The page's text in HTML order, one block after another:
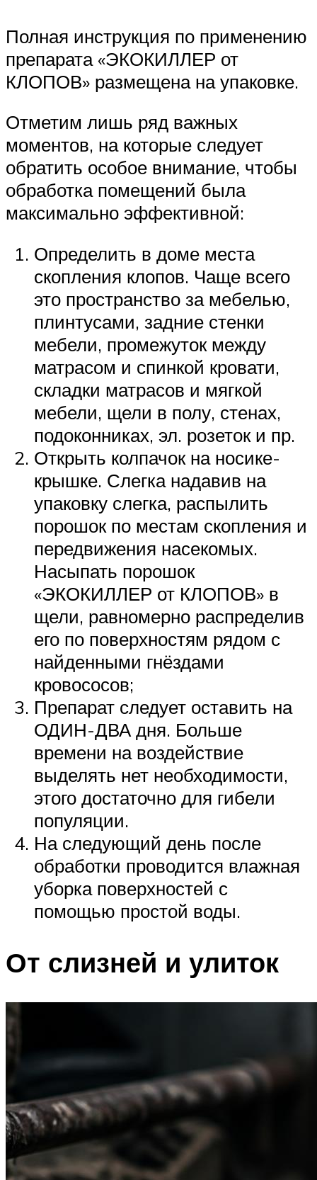
Полная инструкция по применению
препарата «ЭКОКИЛЛЕР от
КЛОПОВ» размещена на упаковке.
Отметим лишь ряд важных
моментов, на которые следует
обратить особое внимание, чтобы
обработка помещений была
максимально эффективной:
Определить в доме места
скопления клопов. Чаще всего
это пространство за мебелью,
плинтусами, задние стенки
мебели, промежуток между
матрасом и спинкой кровати,
складки матрасов и мягкой
мебели, щели в полу, стенах,
подоконниках, эл. розеток и пр.
Открыть колпачок на носике-
крышке. Слегка надавив на
упаковку слегка, распылить
порошок по местам скопления и
передвижения насекомых.
Насыпать порошок
«ЭКОКИЛЛЕР от КЛОПОВ» в
щели, равномерно распределив
его по поверхностям рядом с
найденными гнёздами
кровососов;
Препарат следует оставить на
ОДИН-ДВА дня. Больше
времени на воздействие
выделять нет необходимости,
этого достаточно для гибели
популяции.
На следующий день после
обработки проводится влажная
уборка поверхностей с
помощью простой воды.
От слизней и улиток